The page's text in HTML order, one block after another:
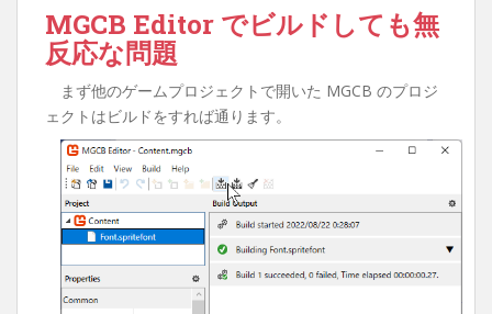
MGCB Editor でビルドしても無
反応な問題
まず他のゲームプロジェクトで開いた MGCB のプロジ
ェクトはビルドをすれば通ります。